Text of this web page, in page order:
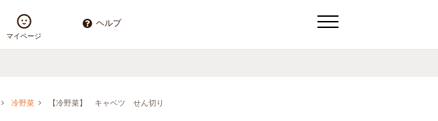
ヘルプ
マイページ
冷野菜 【冷野菜】 キャベツ せん切り